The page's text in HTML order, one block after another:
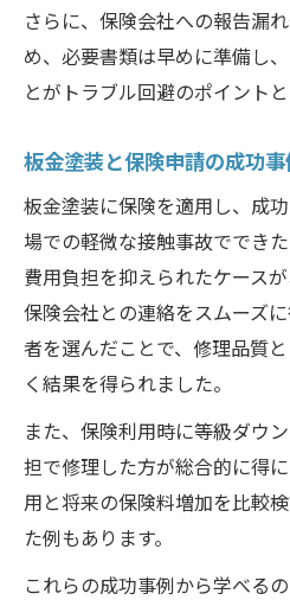
さらに、保険会社への報告漏
め、必要書類は早めに準備し
とがトラブル回避のポイントと
板金塗装と保険申請の成功
板金塗装に保険を適用し、成
場での軽微な接触事故ででき
費用負担を抑えられたケース
保険会社との連絡をスムーズ
者を選んだことで、修理品質
く結果を得られました。
また、保険利用時に等級ダウ
担で修理した方が総合的に得
用と将来の保険料増加を比較
た例もあります。
これらの成功事例から学べる